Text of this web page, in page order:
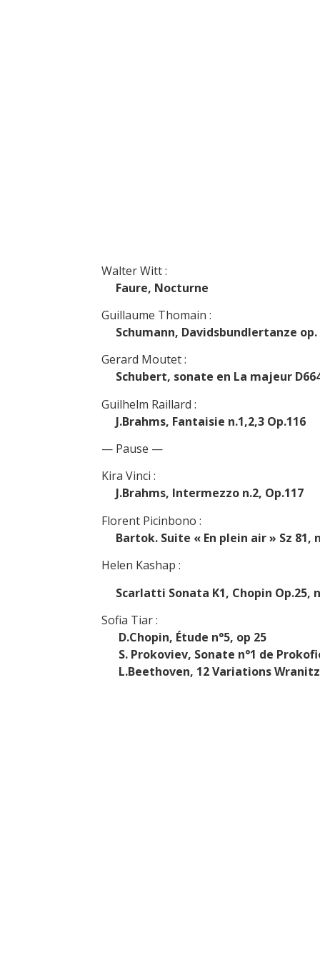
Tous en
4eme
18
Canopée
Walter Witt :
Faure, Nocturne
Guillaume Thomain :
Schumann, Davidsbundlertanze op.
Gerard Moutet :
Schubert, sonate en La majeur
Guilhelm Raillard :
J.Brahms, Fantaisie n.1,2,3 Op.116
— Pause —
Kira Vinci :
J.Brahms, Intermezzo n.2, Op.117
Florent Picinbono :
Bartok. Suite « En plein air » Sz 81,
Helen Kashap :
Scarlatti Sonata K1, Chopin Op.25,
Sofia Tiar :
D.Chopin, Étude n°5, op 25
S. Prokoviev, Sonate n°1 de
L.Beethoven, 12 Variations